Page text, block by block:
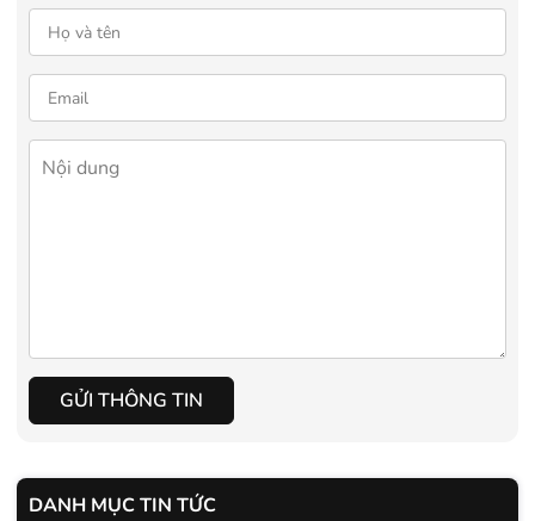
GỬI THÔNG TIN
DANH MỤC TIN TỨC